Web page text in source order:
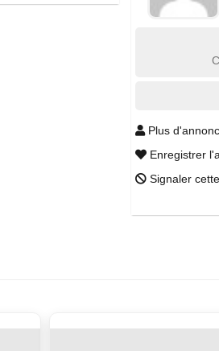
Plus
Enregistrer
Signaler